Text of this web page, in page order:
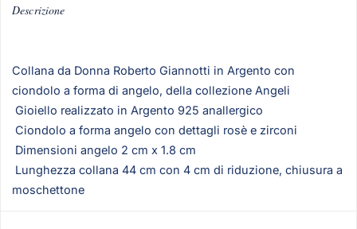
Descrizione
Collana da Donna Roberto Giannotti in Argento con
ciondolo a forma di angelo, della collezione Angeli
Gioiello realizzato in Argento 925 anallergico
Ciondolo a forma angelo con dettagli rosè e zirconi
Dimensioni angelo 2 cm x 1.8 cm
Lunghezza collana 44 cm con 4 cm di riduzione, chiusura a
moschettone